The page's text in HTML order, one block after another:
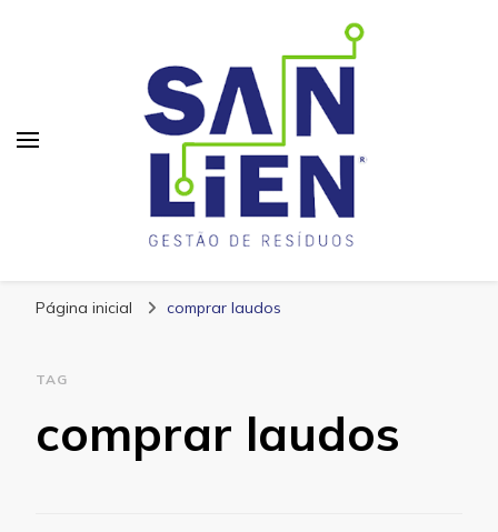
Página inicial comprar laudos
TAG
comprar laudos